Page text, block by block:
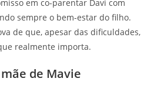
em co-parentar Davi com
sempre o bem-estar do filho.
de que, apesar das dificuldades,
realmente importa.
de Mavie